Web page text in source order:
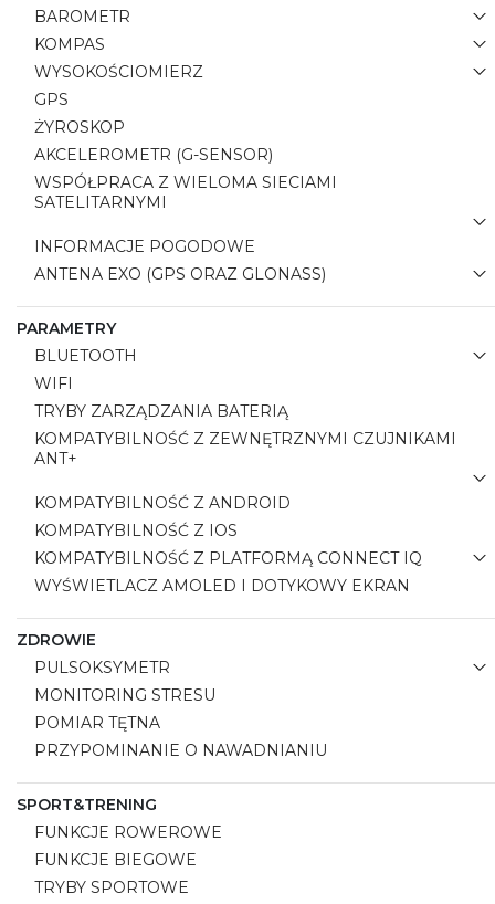
BAROMETR
KOMPAS
WYSOKOŚCIOMIERZ
GPS
ŻYROSKOP
AKCELEROMETR (G-SENSOR)
WSPÓŁPRACA Z WIELOMA SIECIAMI
SATELITARNYMI
INFORMACJE POGODOWE
ANTENA EXO (GPS ORAZ GLONASS)
PARAMETRY
BLUETOOTH
WIFI
TRYBY ZARZĄDZANIA BATERIĄ
KOMPATYBILNOŚĆ Z ZEWNĘTRZNYMI CZUJNIKAMI
ANT+
KOMPATYBILNOŚĆ Z ANDROID
KOMPATYBILNOŚĆ Z IOS
KOMPATYBILNOŚĆ Z PLATFORMĄ CONNECT IQ
WYŚWIETLACZ AMOLED I DOTYKOWY EKRAN
ZDROWIE
PULSOKSYMETR
MONITORING STRESU
POMIAR TĘTNA
PRZYPOMINANIE O NAWADNIANIU
SPORT&TRENING
FUNKCJE ROWEROWE
FUNKCJE BIEGOWE
TRYBY SPORTOWE